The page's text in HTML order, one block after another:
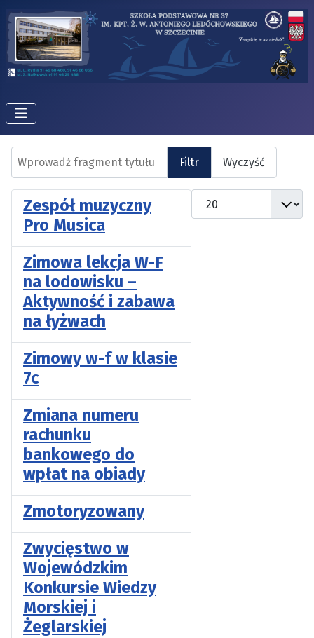
Wprowadź fragment tytułu
Filtr Wyczyść
Pokaż #
Zespół muzyczny
Pro Musica
Zimowa lekcja W-F
na lodowisku –
Aktywność i zabawa
na łyżwach
Zimowy w-f w klasie
7c
Zmiana numeru
rachunku
bankowego do
wpłat na obiady
Zmotoryzowany
Zwycięstwo w
Wojewódzkim
Konkursie Wiedzy
Morskiej i
Żeglarskiej